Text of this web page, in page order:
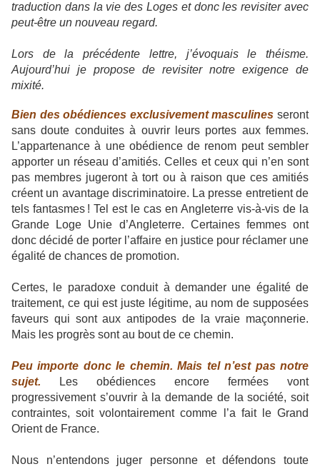
traduction dans la vie des Loges et donc les revisiter avec
peut-être un nouveau regard.
Lors de la précédente lettre, j’évoquais le théisme.
Aujourd’hui je propose de revisiter notre exigence de
mixité.
Bien des obédiences exclusivement masculines seront
sans doute conduites à ouvrir leurs portes aux femmes.
L’appartenance à une obédience de renom peut sembler
apporter un réseau d’amitiés. Celles et ceux qui n’en sont
pas membres jugeront à tort ou à raison que ces amitiés
créent un avantage discriminatoire. La presse entretient de
tels fantasmes ! Tel est le cas en Angleterre vis-à-vis de la
Grande Loge Unie d’Angleterre. Certaines femmes ont
donc décidé de porter l’affaire en justice pour réclamer une
égalité de chances de promotion.
Certes, le paradoxe conduit à demander une égalité de
traitement, ce qui est juste légitime, au nom de supposées
faveurs qui sont aux antipodes de la vraie maçonnerie.
Mais les progrès sont au bout de ce chemin.
Peu importe donc le chemin. Mais tel n’est pas notre
sujet. Les obédiences encore fermées vont
progressivement s’ouvrir à la demande de la société, soit
contraintes, soit volontairement comme l’a fait le Grand
Orient de France.
Nous n’entendons juger personne et défendons toute